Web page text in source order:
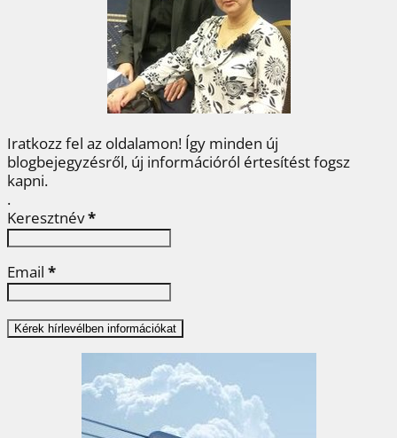
o
k
r
e
s
t
I
n
e
g
Iratkozz fel az oldalamon! Így minden új
blogbejegyzésről, új információról értesítést fogsz
kapni.
.
Keresztnév*
Email *